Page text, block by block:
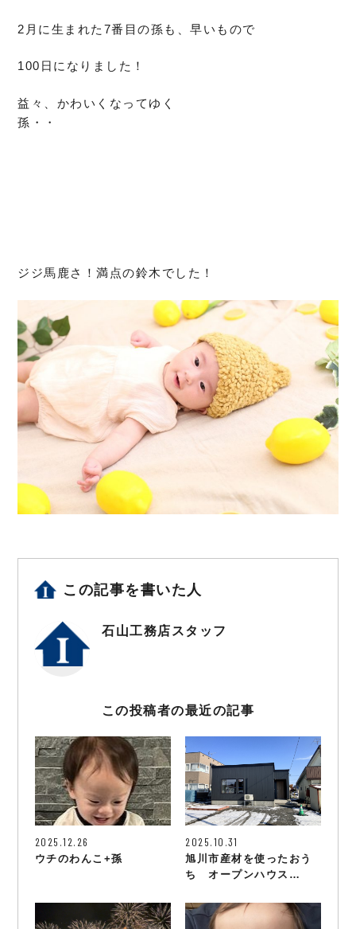
2月に生まれた7番目の孫も、早いもので
100日になりました！
益々、かわいくなってゆく
孫・・
ジジ馬鹿さ！満点の鈴木でした！
この記事を書いた人
石山工務店スタッフ
この投稿者の最近の記事
2025.12.26
ウチのわんこ+孫
2025.10.31
旭川市産材を使ったおう
ち オープンハウス…